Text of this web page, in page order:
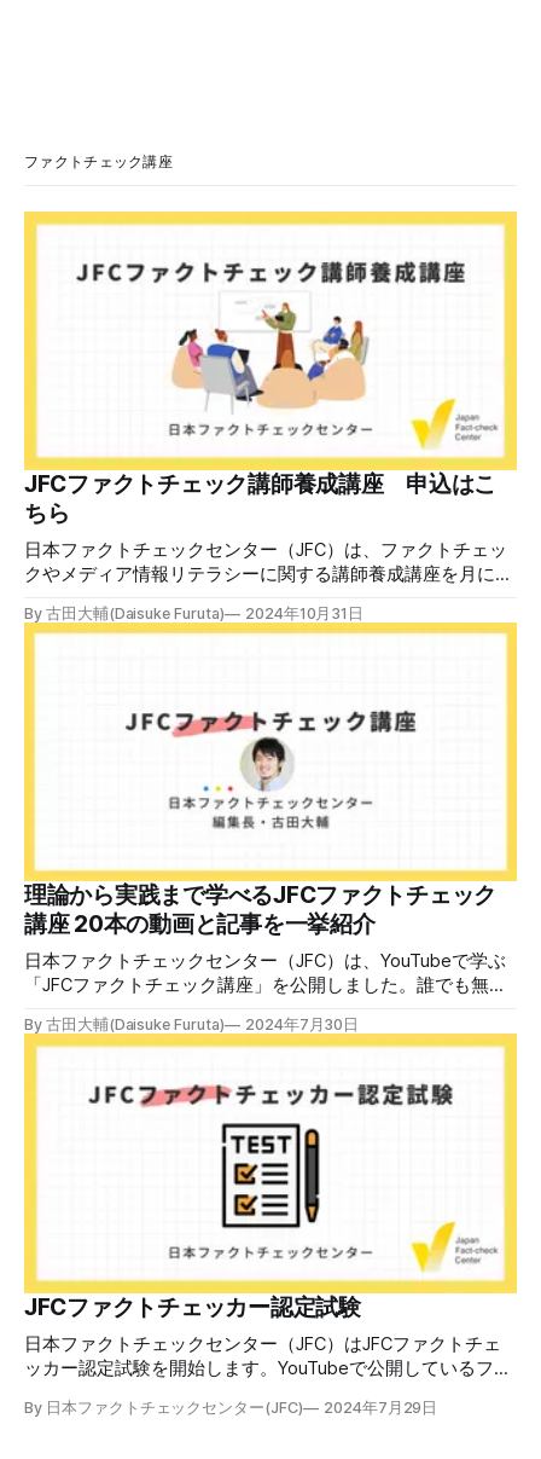
号：MN-2026-●●●」「マイナポータル関連アカウント
のうえで「2026年8月2日（日）23:59までに、ご本人操作か
いうリンクをクリックするよう誘導している。 本文には、
警視庁の住所（東京都千代田区霞が関2-1-1）も書かれてい
ファクトチェック講座
JFCファクトチェック講師養成講座 申込はこ
ちら
日本ファクトチェックセンター（JFC）は、ファクトチェッ
クやメディア情報リテラシーに関する講師養成講座を月に1
認定バッジと教室や職場などで利用可能な教材を提供しま
ファクトチェックセンター（JFC）による講師養成講座で
す。 講師養成講座（オンラインで90分）を受講いただいた
後、修了課題を提出された方には、教室や職場などで利用可
能な教材の提... powered by Peatix : More than a
す。 受講生には教材を提供 デマや不確かな情報が蔓延する
中で、自衛策が求められています。「気をつけて」というだ
けでは、対策になりません。最初から騙されたい人はいませ
ん。誰だって気をつけているのに、誤った情
By 古田大輔(Daisuke Furuta) 2024年10月31日
理論から実践まで学べるJFCファクトチェック
講座 20本の動画と記事を一挙紹介
日本ファクトチェックセンター（JFC）は、YouTubeで学ぶ
「JFCファクトチェック講座」を公開しました。誰でも無料
ファクトチェックやメディアリテラシーの知識を学ぶことが
の日本での影響を調べた2万人調査の紹介や、間違った情報
を信じてしまう背景にある人間のバイアス、大規模に拡散す
るSNSアルゴリズムなどを解説しています。 実践編では、画
像や動画や生成AIなど、偽・誤情報をどのように検証したら
良いかをJFCが検証してきた事例から具体的に学びます。
JFCファクトチェッカー認定試験を開始 2024年7月29日か
ら、これらの内容について習熟度を確認するJFCファクトチ
ェッカー認定試験を開始します。誰でもいつでも受験可能で
す（2024年度中は受験料1000円、2025年度から2000円）。
合格者には様々な技能をデジタル証明するオープンバッジ・
ネットワークを活用して、JFCファクトチェッカーの認定証
を発行します。 JFCファクトチェッカー認定試験
By 古田大輔(Daisuke Furuta) 2024年7月30日
JFCファクトチェッカー認定試験
日本ファクトチェックセンター（JFC）はJFCファクトチェ
ッカー認定試験を開始します。YouTubeで公開しているファ
す。 拡散する偽・誤情報から身を守るために 偽・誤情報の
By 日本ファクトチェックセンター(JFC) 2024年7月29日